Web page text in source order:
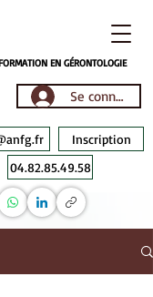
EN GÉRONTOLOGIE
Se connecter
Inscription
04.82.85.49.58